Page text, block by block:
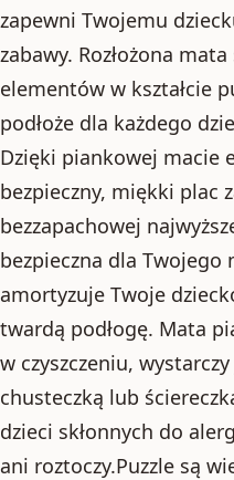
zapewni Twojemu
zabawy. Rozłożona
elementów w kształcie
podłoże dla każdego
Dzięki piankowej macie
bezpieczny, miękki plac
bezzapachowej
bezpieczna dla Twojego
amortyzuje Twoje
twardą podłogę. Mata
w czyszczeniu,
chusteczką lub
dzieci skłonnych do
ani roztoczy.Puzzle są